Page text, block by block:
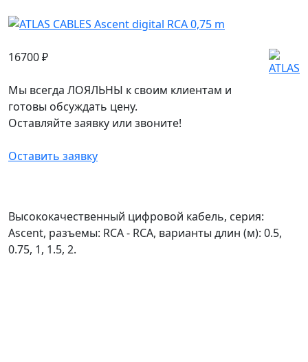
16700₽
Мы всегда ЛОЯЛЬНЫ к своим клиентам и
готовы обсуждать цену.
Оставляйте заявку или звоните!
Оставить заявку
Высококачественный цифровой кабель, серия:
Ascent, разъемы: RCA - RCA, варианты длин (м): 0.5,
0.75, 1, 1.5, 2.